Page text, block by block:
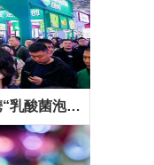
泡菜产业迎健康化革命：吉香居携“乳酸菌泡菜”等新品抢占千亿市场先机